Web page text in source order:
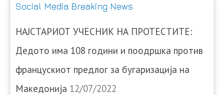
Social Media Breaking News
НАЈСТАРИОТ УЧЕСНИК НА ПРОТЕСТИТЕ:
Дедото има 108 години и поодршка против
францускиот предлог за бугаризација на
Македонија 12/07/2022